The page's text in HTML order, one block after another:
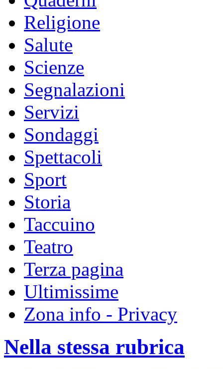
Religione
Salute
Scienze
Segnalazioni
Servizi
Sondaggi
Spettacoli
Sport
Storia
Taccuino
Teatro
Terza pagina
Ultimissime
Zona info - Privacy
Nella stessa rubrica